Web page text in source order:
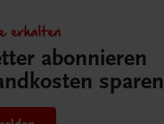
erhalten
abonnieren
sparen